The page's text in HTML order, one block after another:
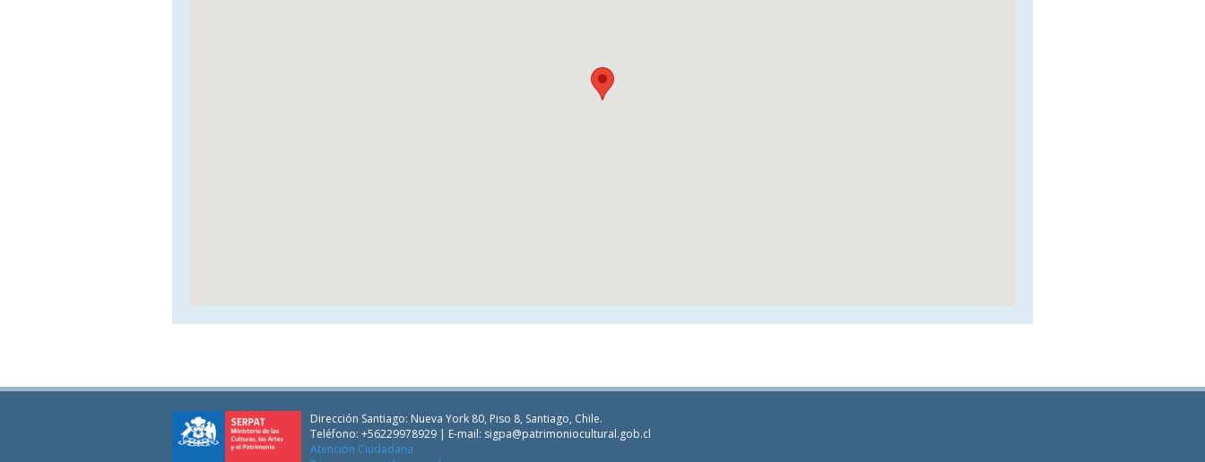
Dirección Santiago: Nueva York 80, Piso 8, Santiago, Chile.
Teléfono: +56229978929 | E-mail: sigpa@patrimoniocultural.gob.cl
Atención Ciudadana